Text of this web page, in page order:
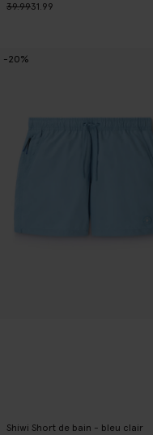
39.9931.99
Shiwi Short de bain - bleu clair
-20%